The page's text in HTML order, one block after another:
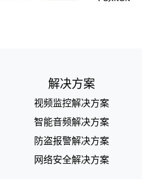
解决方案
视频监控解决方案
智能音频解决方案
防盗报警解决方案
网络安全解决方案